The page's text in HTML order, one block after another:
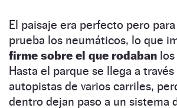
El paisaje era perfecto pero
prueba los neumáticos, lo que
firme sobre el que rodaban
Hasta el parque se llega a
autopistas de varios carriles,
dentro dejan paso a un sistema